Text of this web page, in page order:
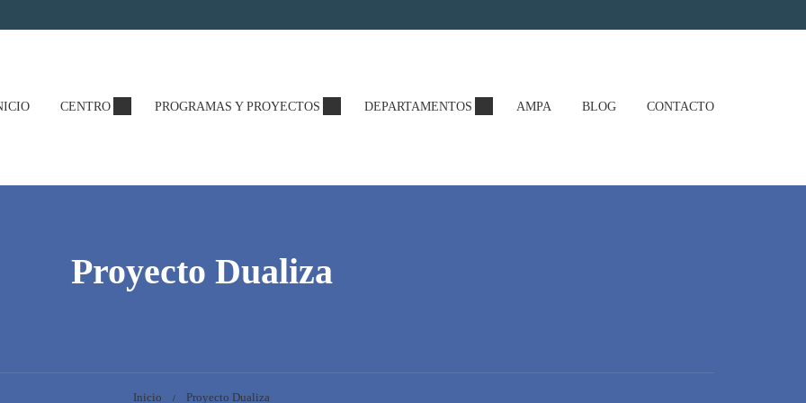
CENTRO PROGRAMAS Y PROYECTOS DEPARTAMENTOS AMPA BLOG CONTACTO
Proyecto Dualiza
Inicio Proyecto Dualiza